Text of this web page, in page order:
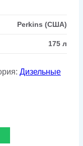
Perkins (США)
175 л
Дизельные